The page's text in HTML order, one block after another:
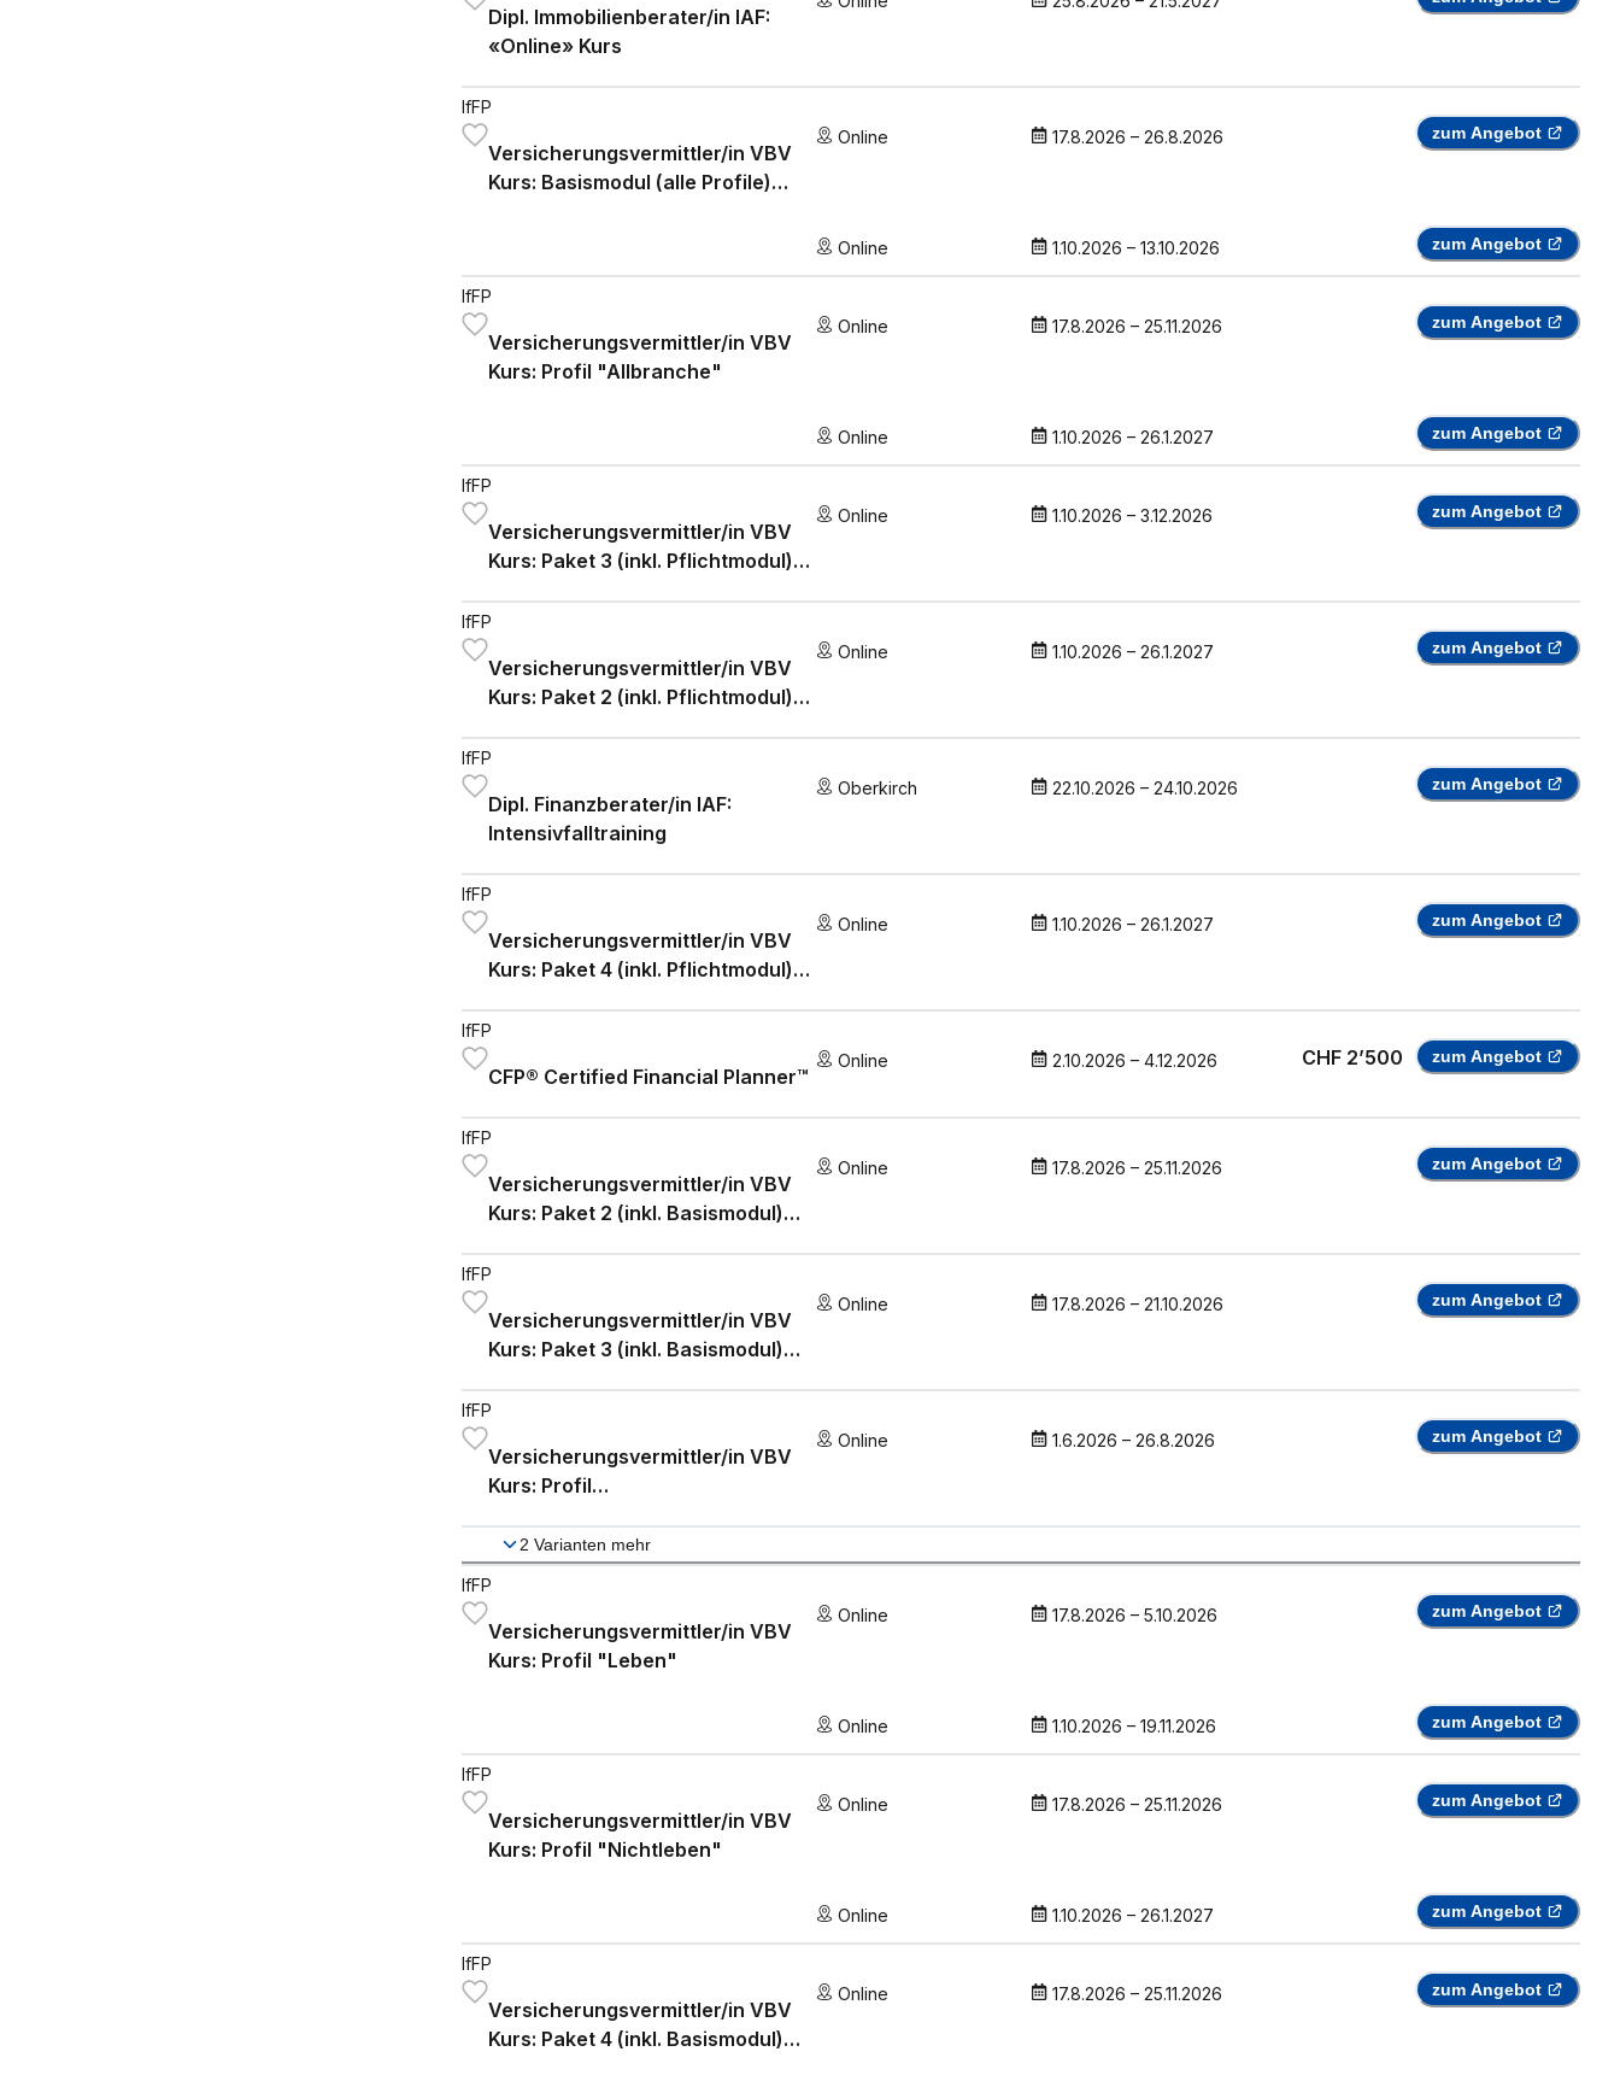
Dipl. Immobilienberater/in IAF:
«Online» Kurs
IfFP
Versicherungsvermittler/in VBV
Kurs: Basismodul (alle Profile)
Online 17.8.2026 – 26.8.2026 zum Angebot
Online 1.10.2026 – 13.10.2026 zum Angebot
IfFP
Versicherungsvermittler/in VBV
Kurs: Profil "Allbranche"
Online 17.8.2026 – 25.11.2026 zum Angebot
Online 1.10.2026 – 26.1.2027 zum Angebot
IfFP
Versicherungsvermittler/in VBV
Kurs: Paket 3 (inkl. Pflichtmodul)
«Krankenzusatzversicherung»
Online 1.10.2026 – 3.12.2026 zum Angebot
IfFP
Versicherungsvermittler/in VBV
Kurs: Paket 2 (inkl. Pflichtmodul)
Online 1.10.2026 – 26.1.2027 zum Angebot
IfFP
Dipl. Finanzberater/in IAF:
Intensivfalltraining
Oberkirch 22.10.2026 – 24.10.2026 zum Angebot
IfFP
Versicherungsvermittler/in VBV
Kurs: Paket 4 (inkl. Pflichtmodul)
«Krankenzusatzversicherung»
Online 1.10.2026 – 26.1.2027 zum Angebot
IfFP
CFP® Certified Financial Planner™
Online 2.10.2026 – 4.12.2026 CHF 2’500 zum Angebot
IfFP
Versicherungsvermittler/in VBV
Kurs: Paket 2 (inkl. Basismodul)
Online 17.8.2026 – 25.11.2026 zum Angebot
IfFP
Versicherungsvermittler/in VBV
Kurs: Paket 3 (inkl. Basismodul)
«Krankenzusatzversicherung»
Online 17.8.2026 – 21.10.2026 zum Angebot
IfFP
Versicherungsvermittler/in VBV
Kurs: Profil
Online 1.6.2026 – 26.8.2026 zum Angebot
2 Varianten mehr
IfFP
Versicherungsvermittler/in VBV
Kurs: Profil "Leben"
Online 17.8.2026 – 5.10.2026 zum Angebot
Online 1.10.2026 – 19.11.2026 zum Angebot
IfFP
Versicherungsvermittler/in VBV
Kurs: Profil "Nichtleben"
Online 17.8.2026 – 25.11.2026 zum Angebot
Online 1.10.2026 – 26.1.2027 zum Angebot
IfFP
Versicherungsvermittler/in VBV
Kurs: Paket 4 (inkl. Basismodul)
Online 17.8.2026 – 25.11.2026 zum Angebot